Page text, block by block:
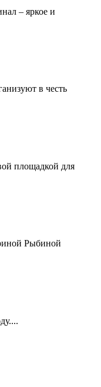
– яркое и
в честь
площадкой для
Рыбиной